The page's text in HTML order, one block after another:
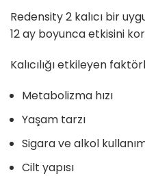
Redensity 2 kalıcı bir
12 ay boyunca etkisini
Kalıcılığı etkileyen
Metabolizma hızı
Yaşam tarzı
Sigara ve alkol
Cilt yapısı